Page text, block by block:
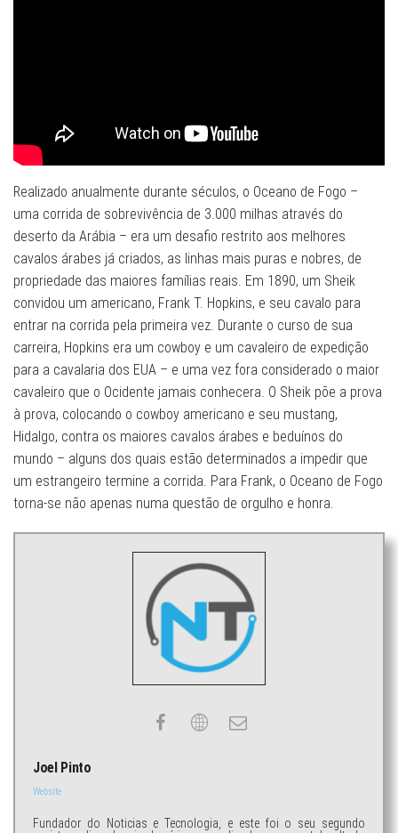
Realizado anualmente durante séculos, o Oceano de Fogo –
uma corrida de sobrevivência de 3.000 milhas através do
deserto da Arábia – era um desafio restrito aos melhores
cavalos árabes já criados, as linhas mais puras e nobres, de
propriedade das maiores famílias reais. Em 1890, um Sheik
convidou um americano, Frank T. Hopkins, e seu cavalo para
entrar na corrida pela primeira vez. Durante o curso de sua
carreira, Hopkins era um cowboy e um cavaleiro de expedição
para a cavalaria dos EUA – e uma vez fora considerado o maior
cavaleiro que o Ocidente jamais conhecera. O Sheik põe a prova
à prova, colocando o cowboy americano e seu mustang,
Hidalgo, contra os maiores cavalos árabes e beduínos do
mundo – alguns dos quais estão determinados a impedir que
um estrangeiro termine a corrida. Para Frank, o Oceano de Fogo
torna-se não apenas numa questão de orgulho e honra.
Joel Pinto
Website
Fundador do Noticias e Tecnologia, e este foi o seu segundo